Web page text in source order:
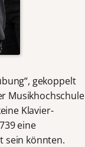
gekoppelt
Musikhochschule
Klavier-
eine
sein könnten.